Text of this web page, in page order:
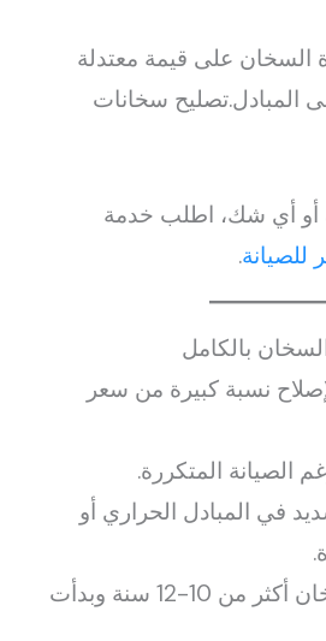
على قيمة معتدلة
المبادل.تصليح سخانات
أو أي شك، اطلب خدمة
للصيانة.
بالكامل
نسبة كبيرة من سعر
الصيانة المتكررة.
في المبادل الحراري أو
إذا كان عمر السخان أكثر من 10-12 سنة وبدأت